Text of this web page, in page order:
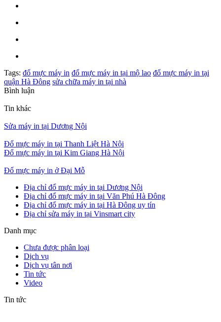
Tags: đổ mực máy in đổ mực máy in tại mộ lao đổ mực máy in tại
quận Hà Đông sửa chữa máy in tại nhà
Bình luận
Tin khác
Sửa máy in tại Dương Nội
Đổ mực máy in tại Thanh Liệt Hà Nội
Đổ mực máy in tại Kim Giang Hà Nội
Đổ mực máy in ở Đại Mỗ
Địa chỉ đổ mực máy in tại Dương Nội
Địa chỉ đổ mực máy in tại Văn Phú Hà Đông
Địa chỉ đổ mực máy in tại Hà Đông uy tín
Địa chỉ sửa máy in tại Vinsmart city
Danh mục
Chưa được phân loại
Dịch vụ
Dịch vụ tân nơi
Tin tức
Video
Tin tức